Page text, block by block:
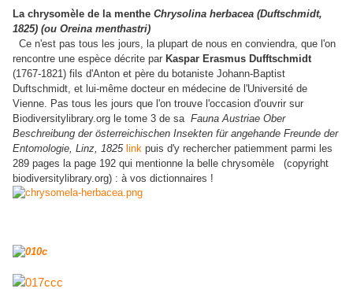
La chrysomèle de la menthe Chrysolina herbacea (Duftschmidt,
1825) (ou Oreina menthastri)
Ce n'est pas tous les jours, la plupart de nous en conviendra, que l'on
rencontre une espèce décrite par Kaspar Erasmus Dufftschmidt
(1767-1821) fils d'Anton et père du botaniste Johann-Baptist
Duftschmidt, et lui-même docteur en médecine de l'Université de
Vienne. Pas tous les jours que l'on trouve l'occasion d'ouvrir sur
Biodiversitylibrary.org le tome 3 de sa Fauna Austriae Ober
Beschreibung der österreichischen Insekten für angehande Freunde der
Entomologie, Linz, 1825 link puis d'y rechercher patiemment parmi les
289 pages la page 192 qui mentionne la belle chrysomèle (copyright
biodiversitylibrary.org) : à vos dictionnaires !